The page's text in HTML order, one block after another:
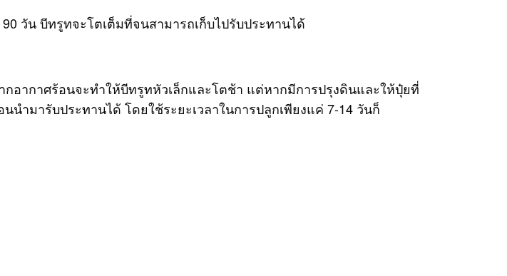
วัน บีทรูทจะโตเต็มที่จนสามารถเก็บไปรับประทานได้
อากาศร้อนจะทำให้บีทรูทหัวเล็กและโตช้า แต่หากมีการปรุงดินและให้ปุ๋ยที่
ำมารับประทานได้ โดยใช้ระยะเวลาในการปลูกเพียงแค่ 7-14 วันก็